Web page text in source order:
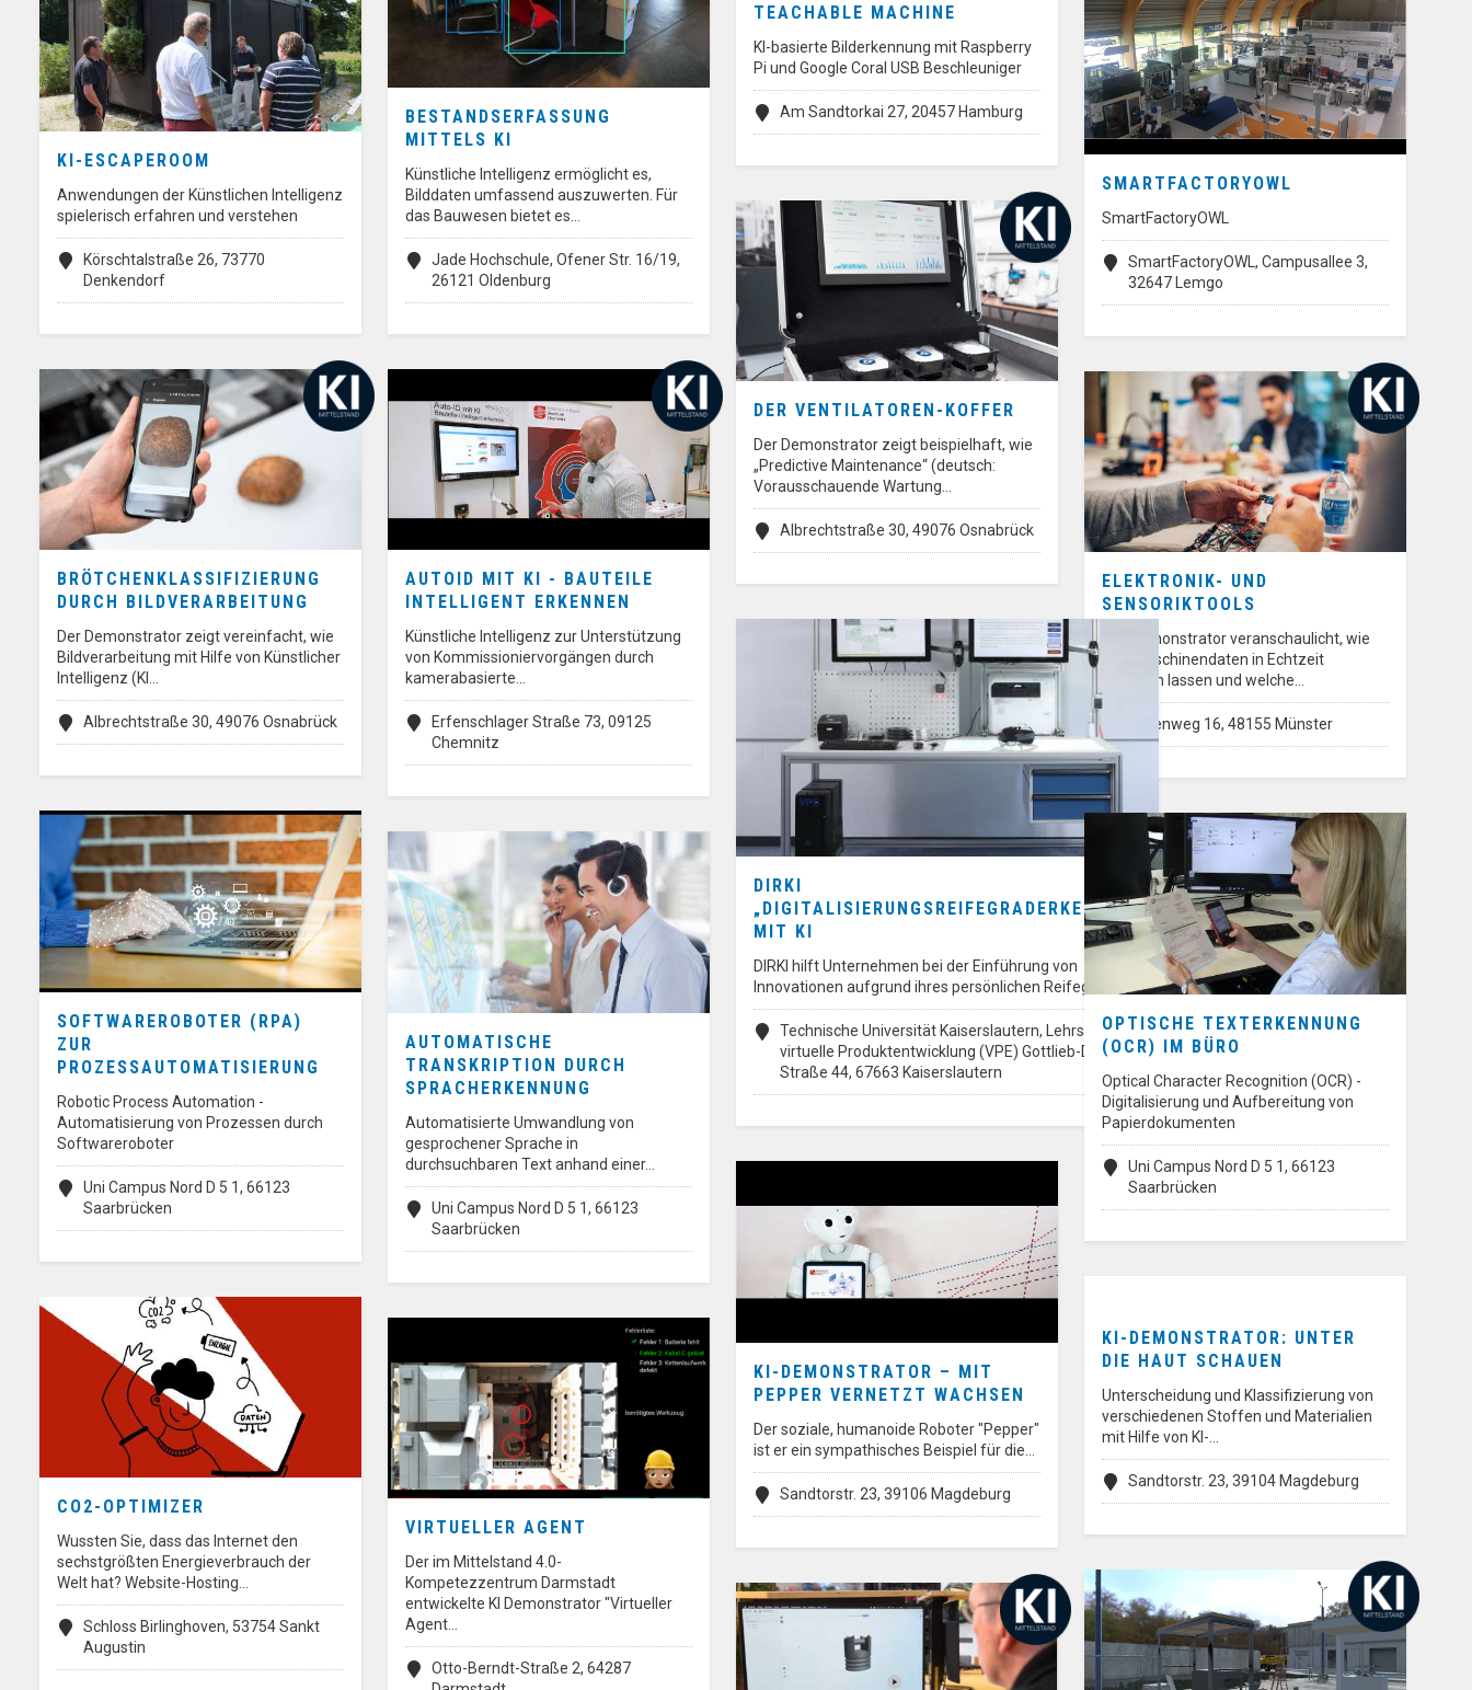
TEACHABLE MACHINE
KI-basierte Bilderkennung mit Raspberry
Pi und Google Coral USB Beschleuniger
Am Sandtorkai 27, 20457 Hamburg
BESTANDSERFASSUNG
MITTELS KI
Künstliche Intelligenz ermöglicht es,
Bilddaten umfassend auszuwerten. Für
das Bauwesen bietet es…
Jade Hochschule, Ofener Str. 16/19,
26121 Oldenburg
KI-ESCAPEROOM
Anwendungen der Künstlichen Intelligenz
spielerisch erfahren und verstehen
Körschtalstraße 26, 73770
Denkendorf
SMARTFACTORYOWL
SmartFactoryOWL
SmartFactoryOWL, Campusallee 3,
32647 Lemgo
DER VENTILATOREN-KOFFER
Der Demonstrator zeigt beispielhaft, wie
„Predictive Maintenance“ (deutsch:
Vorausschauende Wartung…
Albrechtstraße 30, 49076 Osnabrück
BRÖTCHENKLASSIFIZIERUNG
DURCH BILDVERARBEITUNG
Der Demonstrator zeigt vereinfacht, wie
Bildverarbeitung mit Hilfe von Künstlicher
Intelligenz (KI…
Albrechtstraße 30, 49076 Osnabrück
AUTOID MIT KI - BAUTEILE
INTELLIGENT ERKENNEN
Künstliche Intelligenz zur Unterstützung
von Kommissioniervorgängen durch
kamerabasierte…
Erfenschlager Straße 73, 09125
Chemnitz
ELEKTRONIK- UND
SENSORIKTOOLS
Der Demonstrator veranschaulicht, wie
sich Maschinendaten in Echtzeit
erfassen lassen und welche…
Hafenweg 16, 48155 Münster
DIRKI
„DIGITALISIERUNGSREIFEGRADERKENNER“
MIT KI
DIRKI hilft Unternehmen bei der Einführung von
Innovationen aufgrund ihres persönlichen Reifegrades…
Technische Universität Kaiserslautern, Lehrstuhl für
virtuelle Produktentwicklung (VPE) Gottlieb-Daimler-
Straße 44, 67663 Kaiserslautern
SOFTWAREROBOTER (RPA)
ZUR
PROZESSAUTOMATISIERUNG
Robotic Process Automation -
Automatisierung von Prozessen durch
Softwareroboter
Uni Campus Nord D 5 1, 66123
Saarbrücken
OPTISCHE TEXTERKENNUNG
(OCR) IM BÜRO
Optical Character Recognition (OCR) -
Digitalisierung und Aufbereitung von
Papierdokumenten
Uni Campus Nord D 5 1, 66123
Saarbrücken
AUTOMATISCHE
TRANSKRIPTION DURCH
SPRACHERKENNUNG
Automatisierte Umwandlung von
gesprochener Sprache in
durchsuchbaren Text anhand einer…
Uni Campus Nord D 5 1, 66123
Saarbrücken
KI-DEMONSTRATOR – MIT
PEPPER VERNETZT WACHSEN
Der soziale, humanoide Roboter "Pepper"
ist er ein sympathisches Beispiel für die…
Sandtorstr. 23, 39106 Magdeburg
KI-DEMONSTRATOR: UNTER
DIE HAUT SCHAUEN
Unterscheidung und Klassifizierung von
verschiedenen Stoffen und Materialien
mit Hilfe von KI-…
Sandtorstr. 23, 39104 Magdeburg
CO2-OPTIMIZER
Wussten Sie, dass das Internet den
sechstgrößten Energieverbrauch der
Welt hat? Website-Hosting…
Schloss Birlinghoven, 53754 Sankt
Augustin
VIRTUELLER AGENT
Der im Mittelstand 4.0-
Kompetezzentrum Darmstadt
entwickelte KI Demonstrator "Virtueller
Agent…
Otto-Berndt-Straße 2, 64287